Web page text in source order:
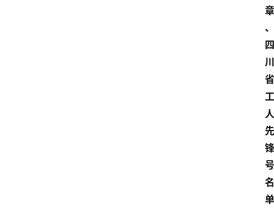
章
、
四
川
省
工
人
先
锋
号
名
单